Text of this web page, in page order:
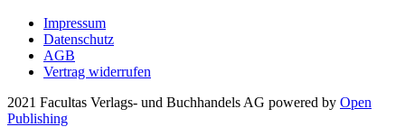
Impressum
Datenschutz
AGB
Vertrag widerrufen
2021 Facultas Verlags- und Buchhandels AG powered by Open
Publishing